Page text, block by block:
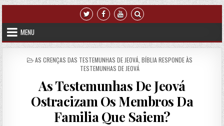
Skip to content
MENU
POSTED IN
AS CRENÇAS DAS TESTEMUNHAS DE JEOVÁ, BÍBLIA RESPONDE ÀS
TESTEMUNHAS DE JEOVÁ
As Testemunhas De Jeová
Ostracizam Os Membros Da
Familia Que Saiem?